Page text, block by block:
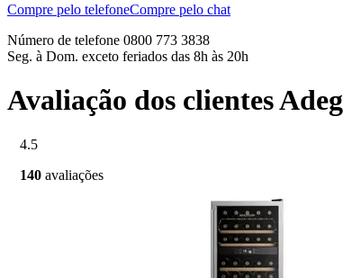
Compre pelo telefoneCompre pelo chat
Número de telefone 0800 773 3838
Seg. à Dom. exceto feriados das 8h às 20h
Avaliação dos clientes
4.5
140 avaliações